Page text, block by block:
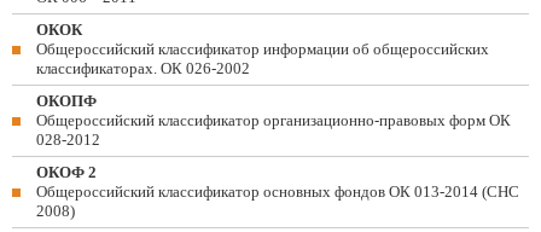
ОКОК
Общероссийский классификатор информации об общероссийских
классификаторах. ОК 026-2002
ОКОПФ
Общероссийский классификатор организационно-правовых форм ОК
028-2012
ОКОФ 2
Общероссийский классификатор основных фондов ОК 013-2014 (СНС
2008)